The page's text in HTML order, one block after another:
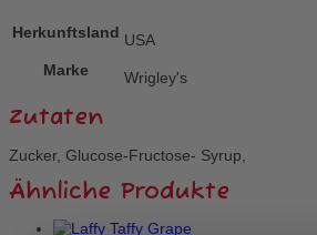
Herkunftsland USA
Marke
Wrigley's
Zutaten
Zucker, Glucose-Fructose- Syrup,
Ähnliche Produkte